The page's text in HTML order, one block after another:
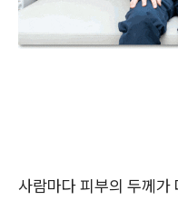
사람마다 피부의 두께가